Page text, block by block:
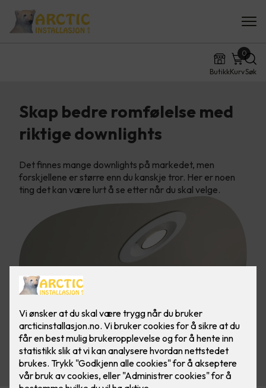
ButikkKurv
0
Søk
Skap bedre romfølelse med
riktige downlights
Det finnes mange downlights på markedet, men
forskjellene er større enn du kanskje tror. Her er noen
ting det kan være lurt å se etter når du skal velge.